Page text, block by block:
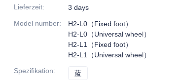
Lieferzeit:
3 days
Model number:
H2-L0（Fixed foot）
H2-L0（Universal wheel）
H2-L1（Fixed foot）
H2-L1（Universal wheel）
Spezifikation: 蓝